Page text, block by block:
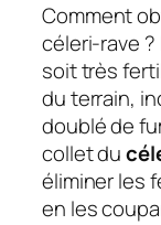
Comment
céleri-rave
soit très
du terrain,
doublé de
collet du
éliminer les
en les